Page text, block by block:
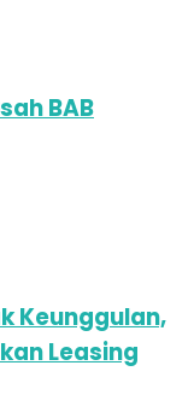
BAB
Keunggulan,
Leasing